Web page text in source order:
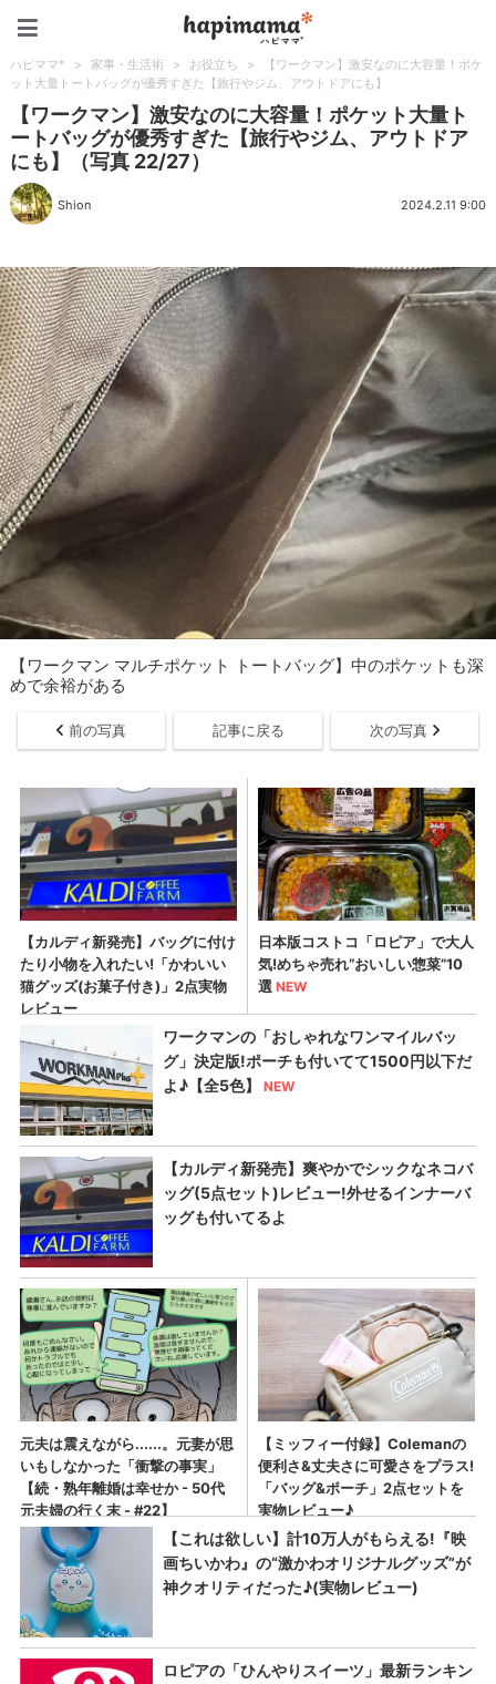
ハピママ* > 家事・生活術 > お役立ち >
【ワークマン】激安なのに大容量！ポケ
ット大量トートバッグが優秀すぎた【旅行やジム、アウトドアにも】
【ワークマン】激安なのに大容量！ポケット大量ト
ートバッグが優秀すぎた【旅行やジム、アウトドア
にも】（写真 22/27）
Shion 2024.2.11 9:00
【ワークマン マルチポケット トートバッグ】中のポケットも深
めで余裕がある
前の写真 記事に戻る 次の写真